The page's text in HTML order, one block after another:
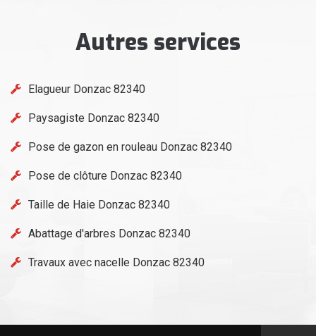
Autres services
Elagueur Donzac 82340
Paysagiste Donzac 82340
Pose de gazon en rouleau Donzac 82340
Pose de clôture Donzac 82340
Taille de Haie Donzac 82340
Abattage d'arbres Donzac 82340
Travaux avec nacelle Donzac 82340